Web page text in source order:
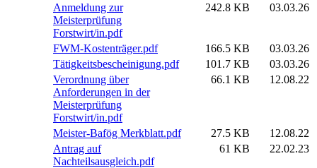
Anmeldung zur
Meisterprüfung
Forstwirt/in.pdf
242.8 KB 03.03.26
FWM-Kostenträger.pdf 166.5 KB
03.03.26
Tätigkeitsbescheinigung.pdf
101.7 KB
03.03.26
Verordnung über
Anforderungen in der
Meisterprüfung
Forstwirt/in.pdf
66.1 KB 12.08.22
Meister-Bafög Merkblatt.pdf 27.5 KB
12.08.22
Antrag auf
Nachteilsausgleich.pdf
61 KB 22.02.23